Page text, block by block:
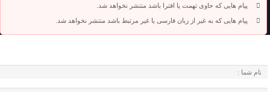
پیام هایی که حاوی تهمت یا افترا باشد منتشر نخواهد شد.
پیام هایی که به غیر از زبان فارسی یا غیر مرتبط باشد منتشر نخواهد شد.